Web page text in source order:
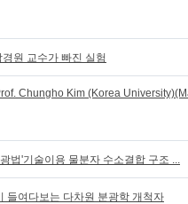
원 교수가 빠진 실험
Chungho Kim (Korea
법'기술이용 물분자 수소결합 구조 ...
들여다보는 다차원 분광학 개척자